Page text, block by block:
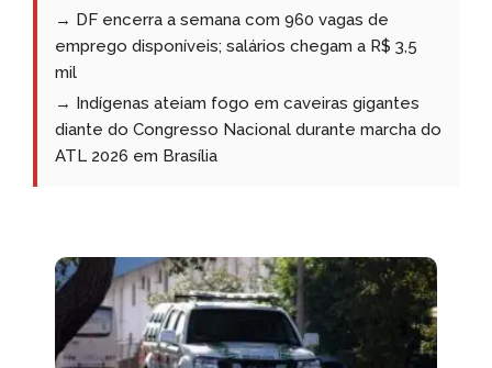
→ DF encerra a semana com 960 vagas de
emprego disponíveis; salários chegam a R$ 3,5
mil
→ Indígenas ateiam fogo em caveiras gigantes
diante do Congresso Nacional durante marcha do
ATL 2026 em Brasília